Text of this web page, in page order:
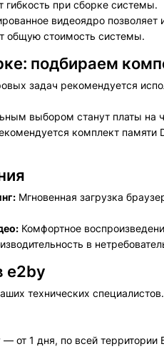
при сборке системы.
видеоядро
общую стоимость системы.
подбираем
задач рекомендуется
выбором станут платы на
комплект
Мгновенная загрузка
Комфортное
в
e2by
технических специалистов.
от 1 дня, по всей территории